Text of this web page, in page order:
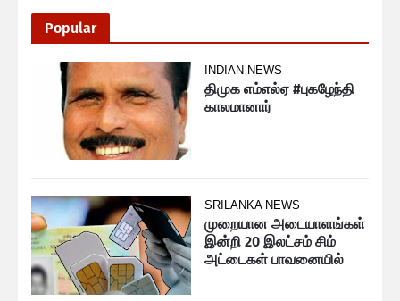
Popular
INDIAN NEWS
திமுக எம்எல்ஏ #புகழேந்தி
காலமானார்
SRILANKA NEWS
முறையான அடையாளங்கள்
இன்றி 20 இலட்சம் சிம்
அட்டைகள் பாவனையில்